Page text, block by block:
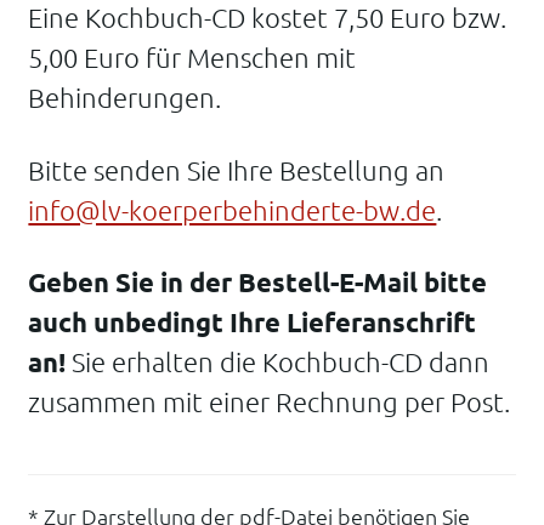
Eine Kochbuch-CD kostet 7,50 Euro bzw.
5,00 Euro für Menschen mit
Behinderungen.
Bitte senden Sie Ihre Bestellung an
info@lv-koerperbehinderte-bw.de
Geben Sie in der Bestell-E-Mail bitte
auch unbedingt Ihre Lieferanschrift
an! Sie erhalten die Kochbuch-CD dann
zusammen mit einer Rechnung per Post.
* Zur Darstellung der pdf-Datei benötigen Sie